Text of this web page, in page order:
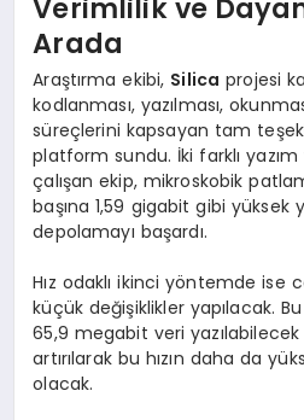
Verimlilik ve
Arada
Araştırma ekibi, Silica projesi
kodlanması, yazılması,
süreçlerini kapsayan tam
platform sundu. İki farklı
çalışan ekip, mikroskobik
başına 1,59 gigabit gibi yüksek
depolamayı başardı.
Hız odaklı ikinci yöntemde ise
küçük değişiklikler yapılacak.
65,9 megabit veri yazılabilecek
artırılarak bu hızın daha da
olacak.